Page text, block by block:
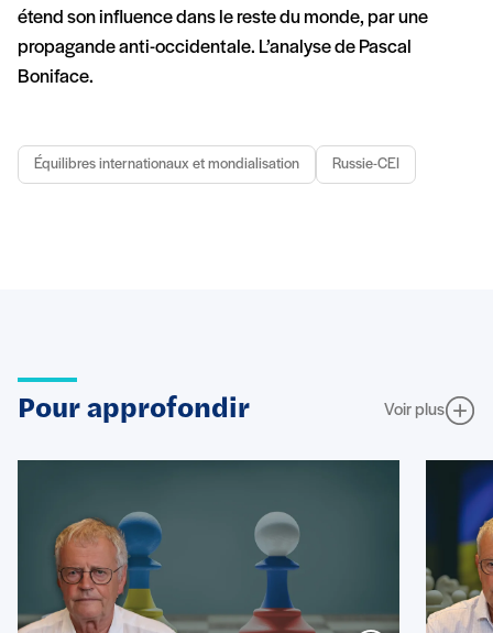
étend son influence dans le reste du monde, par une
propagande anti-occidentale. L’analyse de Pascal
Boniface.
Équilibres internationaux et mondialisation Russie-CEI
Pour approfondir Voir plus